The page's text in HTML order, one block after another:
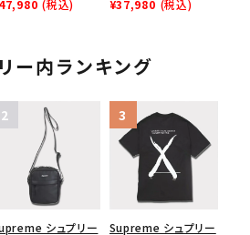
Track
ケット ブラック
(税込)
Hysteric Glamour
プTシャツ ブラック
黒
¥37,980 (税込)
ー内ランキング
シュプリー
Supreme シュプリー